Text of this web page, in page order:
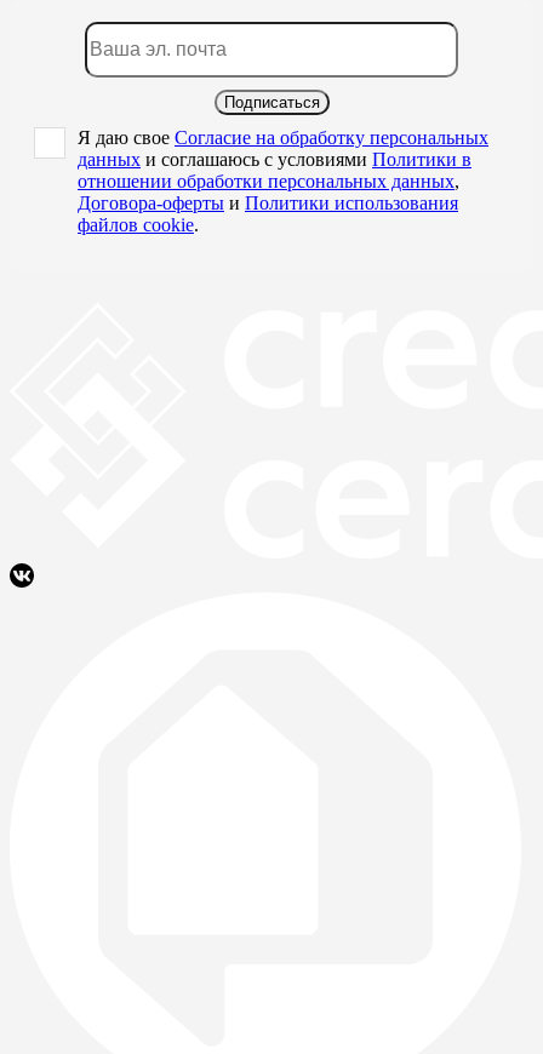
Подписаться
Я даю свое Согласие на обработку персональных
данных и соглашаюсь с условиями Политики в
отношении обработки персональных данных,
Договора-оферты и Политики использования
файлов cookie.